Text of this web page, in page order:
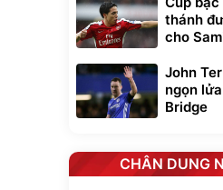
thánh
cho
John
ngọn
Bridge
CHÂN DUNG